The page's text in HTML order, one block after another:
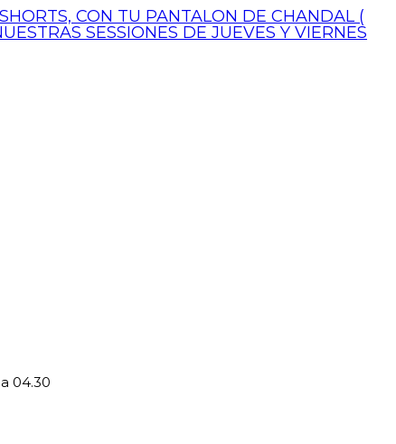
CON TU PANTALON DE CHANDAL (
SESSIONES DE JUEVES Y VIERNES
04.30